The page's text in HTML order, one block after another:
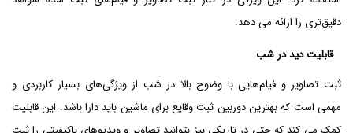
دقیق‌تری را ارائه می دهد.
قابلیت دید در شب
ثبت تصاویر و فیلم‌هایی با وضوح بالا در شب از ویژگی‌های بسیار کاربردی و
مهمی است که بهترین دوربین ثبت وقایع برای ماشین باید دارا باشد. این قابلیت